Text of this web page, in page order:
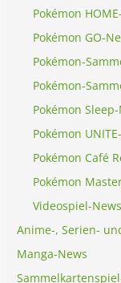
Pokémon
Pokémon GO-
Pokémon-
Pokémon-
Pokémon
Pokémon
Pokémon Café
Pokémon
Videospiel-
Anime-, Serien-
Manga-News